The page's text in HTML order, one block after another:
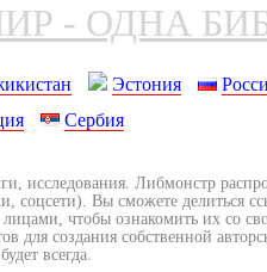
- ОДНА
Эстония
Сербия
исследования. Либмонстр
соцсети). Вы сможете делиться
чтобы ознакомить их со
для создания собственной
всегда.